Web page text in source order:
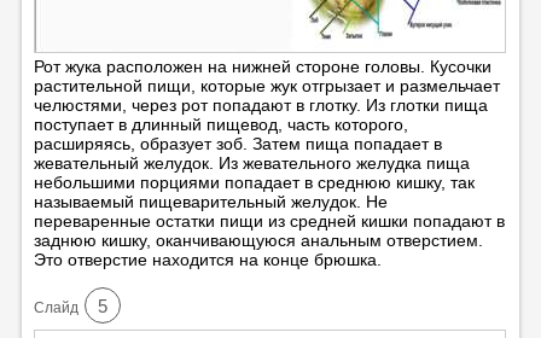
Рот жука расположен на нижней стороне головы. Кусочки
растительной пищи, которые жук отгрызает и размельчает
челюстями, через рот попадают в глотку. Из глотки пища
поступает в длинный пищевод, часть которого,
расширяясь, образует зоб. Затем пища попадает в
жевательный желудок. Из жевательного желудка пища
небольшими порциями попадает в среднюю кишку, так
называемый пищеварительный желудок. Не
переваренные остатки пищи из средней кишки попадают в
заднюю кишку, оканчивающуюся анальным отверстием.
Это отверстие находится на конце брюшка.
Cлайд 5